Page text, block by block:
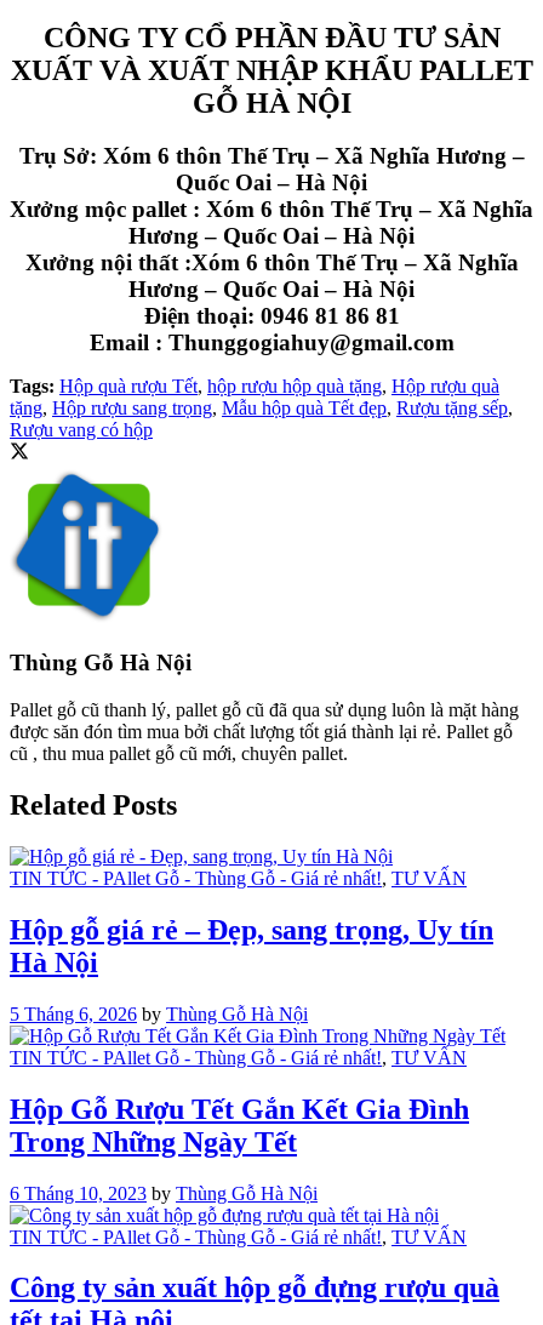
CÔNG TY CỔ PHẦN ĐẦU TƯ SẢN
XUẤT VÀ XUẤT NHẬP KHẨU PALLET
GỖ HÀ NỘI
Trụ Sở: Xóm 6 thôn Thế Trụ – Xã Nghĩa Hương –
Quốc Oai – Hà Nội
Xưởng mộc pallet : Xóm 6 thôn Thế Trụ – Xã Nghĩa
Hương – Quốc Oai – Hà Nội
Xưởng nội thất :Xóm 6 thôn Thế Trụ – Xã Nghĩa
Hương – Quốc Oai – Hà Nội
Điện thoại: 0946 81 86 81
Email : Thunggogiahuy@gmail.com
Tags: Hộp quà rượu Tết, hộp rượu hộp quà tặng, Hộp rượu quà
tặng, Hộp rượu sang trọng, Mẫu hộp quà Tết đẹp, Rượu tặng sếp,
Rượu vang có hộp
Thùng Gỗ Hà Nội
Pallet gỗ cũ thanh lý, pallet gỗ cũ đã qua sử dụng luôn là mặt hàng
được săn đón tìm mua bởi chất lượng tốt giá thành lại rẻ. Pallet gỗ
cũ , thu mua pallet gỗ cũ mới, chuyên pallet.
Related Posts
TIN TỨC - PAllet Gỗ - Thùng Gỗ - Giá rẻ nhất!, TƯ VẤN
Hộp gỗ giá rẻ – Đẹp, sang trọng, Uy tín
Hà Nội
5 Tháng 6, 2026 by Thùng Gỗ Hà Nội
TIN TỨC - PAllet Gỗ - Thùng Gỗ - Giá rẻ nhất!, TƯ VẤN
Hộp Gỗ Rượu Tết Gắn Kết Gia Đình
Trong Những Ngày Tết
6 Tháng 10, 2023 by Thùng Gỗ Hà Nội
TIN TỨC - PAllet Gỗ - Thùng Gỗ - Giá rẻ nhất!, TƯ VẤN
Công ty sản xuất hộp gỗ đựng rượu quà